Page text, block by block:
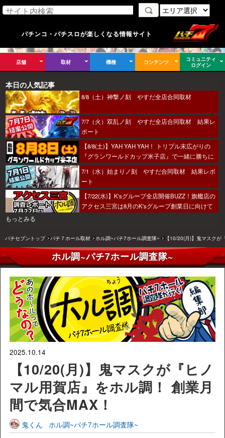
パチンコ・パチスロが楽しくなる情報サイト
店舗 取材 機種 コンテンツ
コミュニティ
ログイン
本日の人気記事
8/8（土）神撃ノ刻 やすだ全店合同取材
7/7（火）双乱ノ刻 やすだ全店合同取材 結果レ
ポート
【8/8(土)】YAH YAH YAH！ トリプル末広がりの
『グランワールドカップ米子店』で一緒に勝ちに
行こうか～！
7/1（水）始まりノ刻 やすだ合同取材 結果レポ
ート
【7/22(水)】K'sグループ全店開催BUZZ！旗艦店の
アクセス三宮は8月のK'sグループ創業日に向けて
もっとみる
パチセブントップ パチ７ホール取材 ホル調~パチ7ホール調査隊~ 【10/20(月)】鬼マスク
ホル調~パチ7ホール調査隊~
2025.10.14
【10/20(月)】鬼マスクが『ヒノ
マル用賀店』をホル調！ 創業月
間で気合MAX！
鬼くん ホル調~パチ7ホール調査隊~